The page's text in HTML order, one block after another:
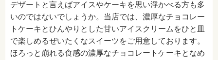
デザートと言えばアイスやケーキを思い浮かべる方も多
いのではないでしょうか。当店では、濃厚なチョコレー
トケーキとひんやりとした甘いアイスクリームをひと皿
で楽しめるぜいたくなスイーツをご用意しております。
ほろっと崩れる食感の濃厚なチョコレートケーキとなめ